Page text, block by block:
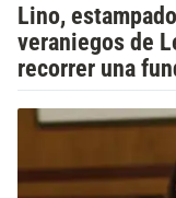
Lino,
veraniegos de
recorrer una